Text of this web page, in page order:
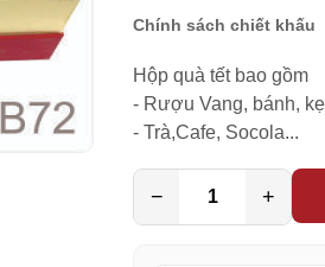
Chính sách chiết khấu
Hộp quà tết bao gồm
- Rượu Vang, bánh,
- Trà,Cafe, Socola...
− +